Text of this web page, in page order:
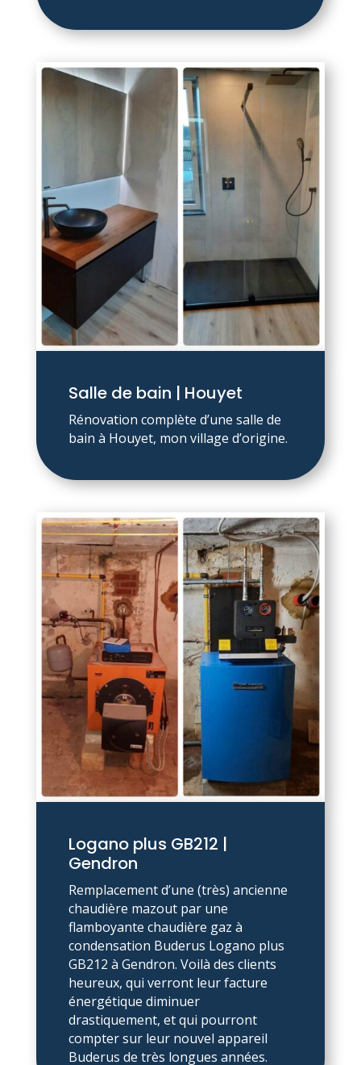
Salle de bain | Houyet
Rénovation complète d’une salle de
bain à Houyet, mon village d’origine.
Logano plus GB212 |
Gendron
Remplacement d’une (très) ancienne
chaudière mazout par une
flamboyante chaudière gaz à
condensation Buderus Logano plus
GB212 à Gendron. Voilà des clients
heureux, qui verront leur facture
énergétique diminuer
drastiquement, et qui pourront
compter sur leur nouvel appareil
Buderus de très longues années.